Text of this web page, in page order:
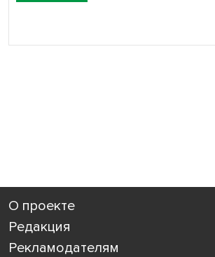
О проекте
Редакция
Рекламодателям